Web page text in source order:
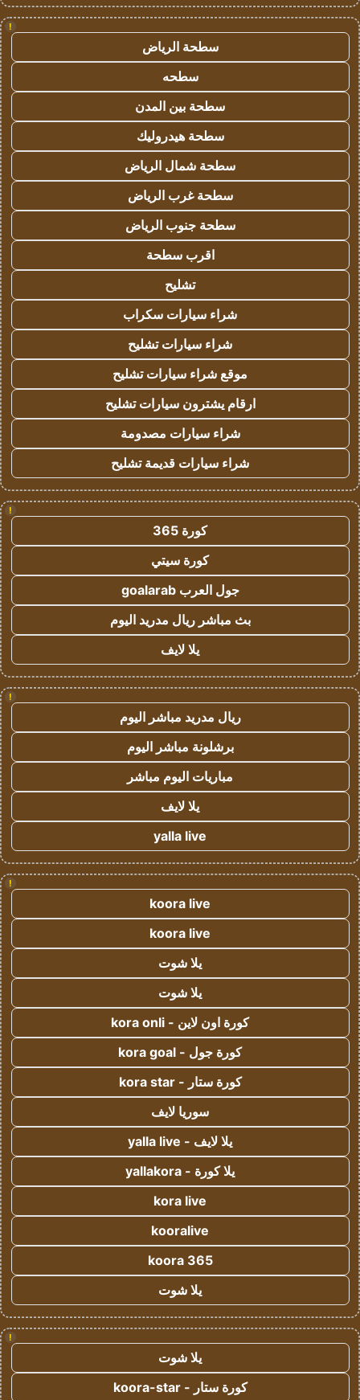
!
سطحة الرياض
سطحه
سطحة بين المدن
سطحة هيدروليك
سطحة شمال الرياض
سطحة غرب الرياض
سطحة جنوب الرياض
اقرب سطحة
تشليح
شراء سيارات سكراب
شراء سيارات تشليح
موقع شراء سيارات تشليح
ارقام يشترون سيارات تشليح
شراء سيارات مصدومة
شراء سيارات قديمة تشليح
!
كورة 365
كورة سيتي
جول العرب goalarab
بث مباشر ريال مدريد اليوم
يلا لايف
!
ريال مدريد مباشر اليوم
برشلونة مباشر اليوم
مباريات اليوم مباشر
يلا لايف
yalla live
!
koora live
koora live
يلا شوت
يلا شوت
كورة اون لاين - kora onli
كورة جول - kora goal
كورة ستار - kora star
سوريا لايف
يلا لايف - yalla live
يلا كورة - yallakora
kora live
kooralive
koora 365
يلا شوت
!
يلا شوت
كورة ستار - koora-star